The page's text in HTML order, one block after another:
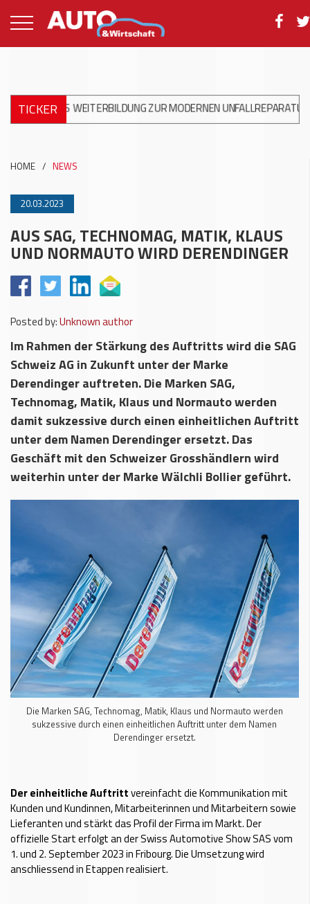
TICKER
WEITERBILDUNG ZUR MODERNEN UNFALLREPARATUR +++
HOME / NEWS
20.03.2023
AUS SAG, TECHNOMAG, MATIK, KLAUS
UND NORMAUTO WIRD DERENDINGER
Posted by:Unknown author
Im Rahmen der Stärkung des Auftritts wird die SAG
Schweiz AG in Zukunft unter der Marke
Derendinger auftreten. Die Marken SAG,
Technomag, Matik, Klaus und Normauto werden
damit sukzessive durch einen einheitlichen Auftritt
unter dem Namen Derendinger ersetzt. Das
Geschäft mit den Schweizer Grosshändlern wird
weiterhin unter der Marke Wälchli Bollier geführt.
Die Marken SAG, Technomag, Matik, Klaus und Normauto werden
sukzessive durch einen einheitlichen Auftritt unter dem Namen
Derendinger ersetzt.
Der einheitliche Auftrittvereinfacht die Kommunikation mit
Kunden und Kundinnen, Mitarbeiterinnen und Mitarbeitern sowie
Lieferanten und stärkt das Profil der Firma im Markt. Der
offizielle Start erfolgt an der Swiss Automotive Show SAS vom
1. und 2. September 2023 in Fribourg. Die Umsetzung wird
anschliessend in Etappen realisiert.